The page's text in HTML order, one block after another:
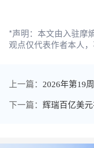
*声明：本文由入驻摩
观点仅代表作者本人
上一篇： 2026年第19
下一篇：